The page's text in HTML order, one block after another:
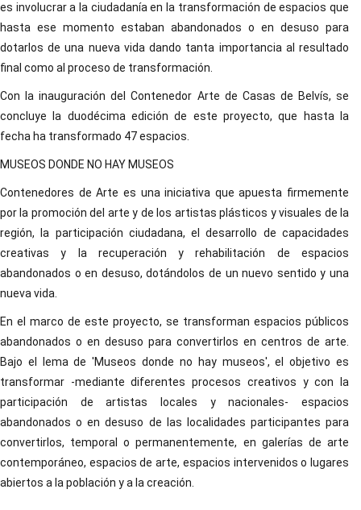
es involucrar a la ciudadanía en la transformación de espacios que
hasta ese momento estaban abandonados o en desuso para
dotarlos de una nueva vida dando tanta importancia al resultado
final como al proceso de transformación.
Con la inauguración del Contenedor Arte de Casas de Belvís, se
concluye la duodécima edición de este proyecto, que hasta la
fecha ha transformado 47 espacios.
MUSEOS DONDE NO HAY MUSEOS
Contenedores de Arte es una iniciativa que apuesta firmemente
por la promoción del arte y de los artistas plásticos y visuales de la
región, la participación ciudadana, el desarrollo de capacidades
creativas y la recuperación y rehabilitación de espacios
abandonados o en desuso, dotándolos de un nuevo sentido y una
nueva vida.
En el marco de este proyecto, se transforman espacios públicos
abandonados o en desuso para convertirlos en centros de arte.
Bajo el lema de 'Museos donde no hay museos', el objetivo es
transformar -mediante diferentes procesos creativos y con la
participación de artistas locales y nacionales- espacios
abandonados o en desuso de las localidades participantes para
convertirlos, temporal o permanentemente, en galerías de arte
contemporáneo, espacios de arte, espacios intervenidos o lugares
abiertos a la población y a la creación.